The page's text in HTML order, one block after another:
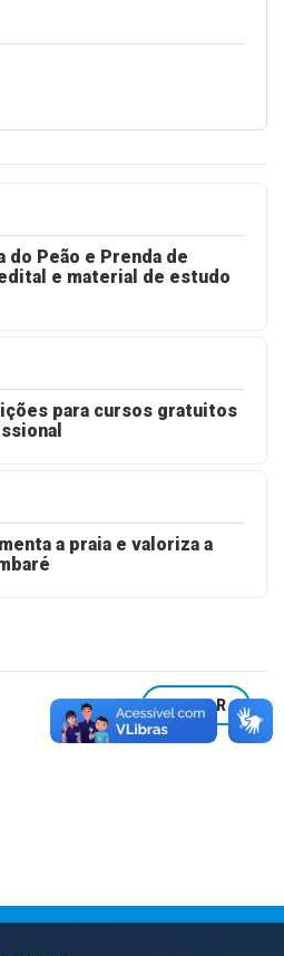
do Peão e Prenda de
e material de estudo
para cursos gratuitos
a praia e valoriza a
VOLTAR